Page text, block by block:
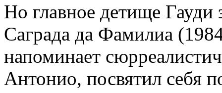
Но главное детище Гауди
Саграда да Фамилиа
напоминает
Антонио, посвятил себя